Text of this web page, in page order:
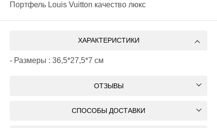
Портфель Louis Vuitton качество люкс
ХАРАКТЕРИСТИКИ
- Размеры : 36,5*27,5*7 см
ОТЗЫВЫ
СПОСОБЫ ДОСТАВКИ